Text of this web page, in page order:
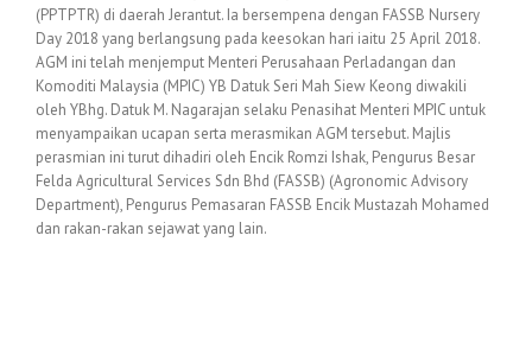
(PPTPTR) di daerah Jerantut. Ia bersempena dengan FASSB Nursery
Day 2018 yang berlangsung pada keesokan hari iaitu 25 April 2018.
AGM ini telah menjemput Menteri Perusahaan Perladangan dan
Komoditi Malaysia (MPIC) YB Datuk Seri Mah Siew Keong diwakili
oleh YBhg. Datuk M. Nagarajan selaku Penasihat Menteri MPIC untuk
menyampaikan ucapan serta merasmikan AGM tersebut. Majlis
perasmian ini turut dihadiri oleh Encik Romzi Ishak, Pengurus Besar
Felda Agricultural Services Sdn Bhd (FASSB) (Agronomic Advisory
Department), Pengurus Pemasaran FASSB Encik Mustazah Mohamed
dan rakan-rakan sejawat yang lain.